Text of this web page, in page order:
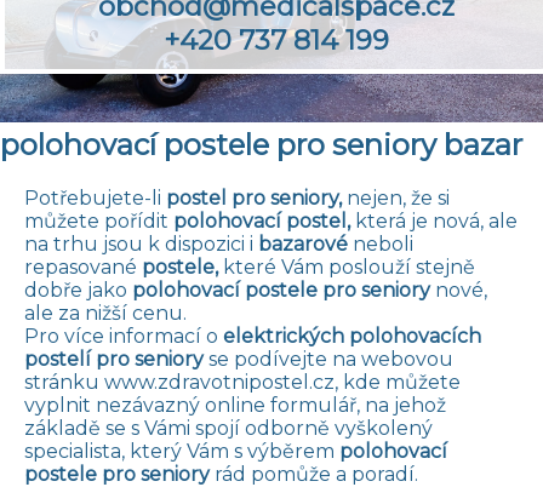
+420 737 814 199
polohovací postele pro seniory bazar
Potřebujete-li postel pro seniory,nejen, že si
můžete pořídit polohovací postel,která je nová, ale
na trhu jsou k dispozici i bazarové neboli
repasované postele,které Vám poslouží stejně
dobře jako polohovací postele pro seniorynové,
ale za nižší cenu.
Pro více informací o elektrických polohovacích
postelí pro senioryse podívejte na webovou
stránku www.zdravotnipostel.cz, kde můžete
vyplnit nezávazný online formulář, na jehož
základě se s Vámi spojí odborně vyškolený
specialista, který Vám s výběrem polohovací
postele pro senioryrád pomůže a poradí.